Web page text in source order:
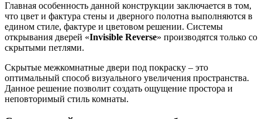
Главная особенность данной конструкции заключается в том,
что цвет и фактура стены и дверного полотна выполняются в
едином стиле, фактуре и цветовом решении. Системы
открывания дверей «Invisible Reverse» производятся только со
скрытыми петлями.
Скрытые межкомнатные двери под покраску – это
оптимальный способ визуального увеличения пространства.
Данное решение позволит создать ощущение простора и
неповторимый стиль комнаты.